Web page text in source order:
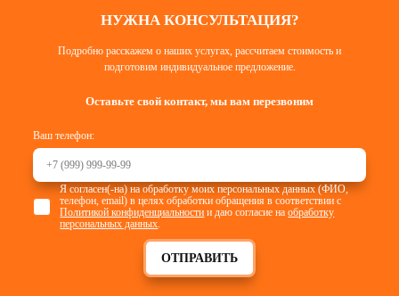
НУЖНА КОНСУЛЬТАЦИЯ?
Подробно расскажем о наших услугах, рассчитаем стоимость и
подготовим индивидуальное предложение.
Оставьте свой контакт, мы вам перезвоним
Ваш телефон:
ОТПРАВИТЬ
Я согласен(-на) на обработку моих персональных данных (ФИО,
телефон, email) в целях обработки обращения в соответствии с
Политикой конфиденциальности и даю согласие наобработку
персональных данных